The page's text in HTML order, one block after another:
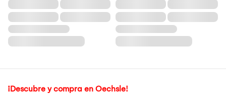
¡Descubre y compra en Oechsle!